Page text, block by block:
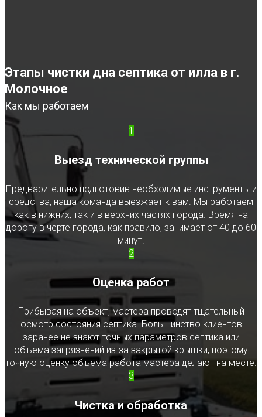
Этапы чистки дна септика от илла в г.
Молочное
Как мы работаем
1
Выезд технической группы
Предварительно подготовив необходимые инструменты и
средства, наша команда выезжает к вам. Мы работаем
как в нижних, так и в верхних частях города. Время на
дорогу в черте города, как правило, занимает от 40 до 60
минут.
2
Оценка работ
Прибывая на объект, мастера проводят тщательный
осмотр состояния септика. Большинство клиентов
заранее не знают точных параметров септика или
объема загрязнений из-за закрытой крышки, поэтому
точную оценку объема работа мастера делают на месте.
3
Чистка и обработка